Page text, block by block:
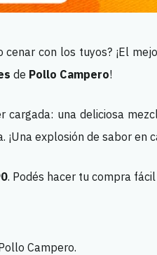
cenar con los tuyos? ¡El
de Pollo Campero!
cargada: una deliciosa
¡Una explosión de sabor
. Podés hacer tu compra
Campero.